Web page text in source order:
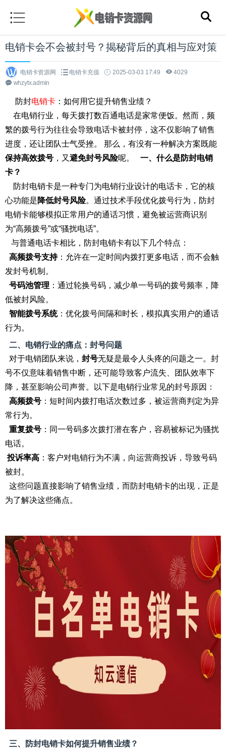
电销卡会不会被封号？揭秘背后的真相与应对策
电销卡资源网 电销卡充值 2025-03-03 17:49
4029
whzytx.admin
防封电销卡 ：如何用它提升销售业绩？
在电销行业，每天拨打数百通电话是家常便饭。然而，频
繁的拨号行为往往会导致电话卡被封停，这不仅影响了销售
进度，还让团队士气受挫。 那么，有没有一种解决方案既能
保持高效拨号 ，又 避免封号风险呢。
一、什么是防封电销
卡？
防封电销卡是一种专门为电销行业设计的电话卡，它的核
心功能是降低封号风险。通过技术手段优化拨号行为，防封
电销卡能够模拟正常用户的通话习惯，避免被运营商识别
为“高频拨号”或“骚扰电话”。
与普通电话卡相比，防封电销卡有以下几个特点：
高频拨号支持：允许在一定时间内拨打更多电话，而不会触
发封号机制。
号码池管理 ：通过轮换号码，减少单一号码的拨号频率，降
低被封风险。
智能拨号系统：优化拨号间隔和时长，模拟真实用户的通话
行为。
二、电销行业的痛点：封号问题
对于电销团队来说， 封号无疑是最令人头疼的问题之一。封
号不仅意味着销售中断，还可能导致客户流失、团队效率下
降，甚至影响公司声誉。以下是电销行业常见的封号原因：
高频拨号 ：短时间内拨打电话次数过多，被运营商判定为异
常行为。
重复拨号 ：同一号码多次拨打潜在客户，容易被标记为骚扰
电话。
投诉率高 ：客户对电销行为不满，向运营商投诉，导致号码
被封。
这些问题直接影响了销售业绩，而防封电销卡的出现，正是
为了解决这些痛点。
三、防封电销卡如何提升销售业绩？